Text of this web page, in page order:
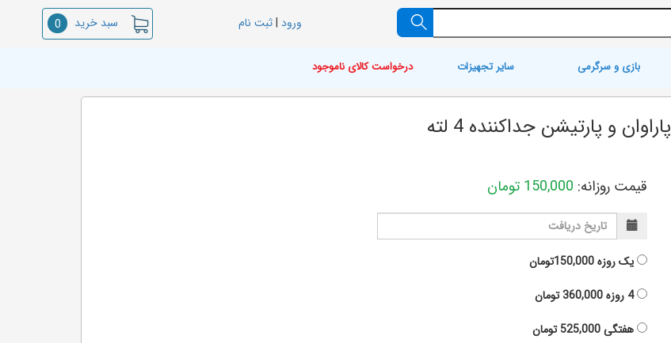
ورود |ثبت نام سبد خرید 0
بازی و سرگرمی سایر تجهیزات درخواست کالای ناموجود
پاراوان و پارتیشن جداکننده 4 لته
قیمت روزانه: 150,000 تومان
یک روزه150,000تومان
4 روزه
360,000تومان
هفتگی525,000تومان